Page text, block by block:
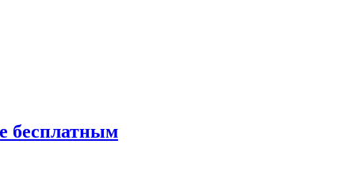
бесплатным